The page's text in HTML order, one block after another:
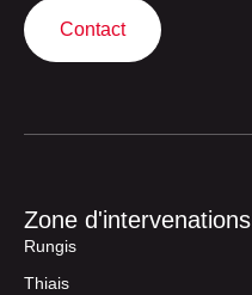
Contact
Zone d'intervenations
Rungis
Thiais